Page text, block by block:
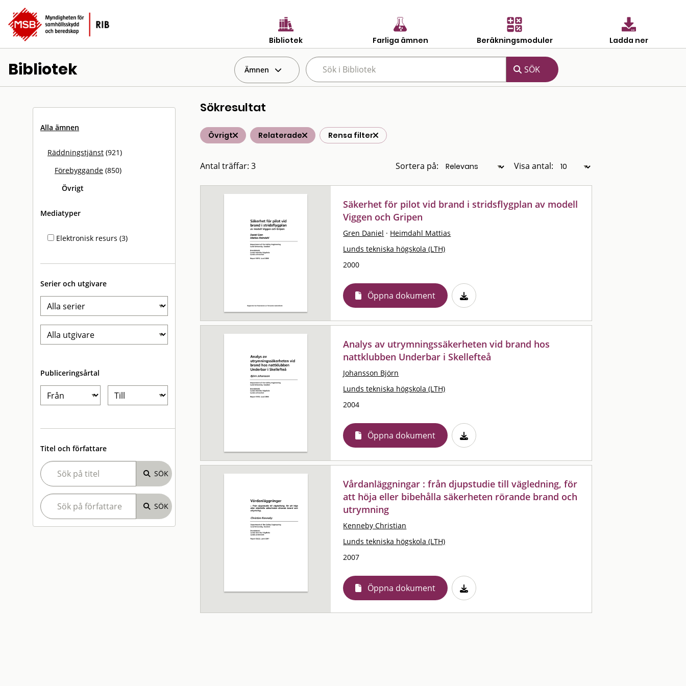
Bibliotek Farliga ämnen Beräkningsmoduler Ladda ner
Bibliotek Ämnen
Alla ämnen
Räddningstjänst (921)
Förebyggande (850)
Övrigt
Mediatyper
Elektronisk resurs (3)
Serier och utgivare
Publiceringsårtal
Titel och författare
Sökresultat
Övrigt Relaterade Rensa filter
Antal träffar: 3 Sortera på: Visa antal:
Säkerhet för pilot vid brand i stridsflygplan av modell
Viggen och Gripen
Gren Daniel · Heimdahl Mattias
Lunds tekniska högskola (LTH)
2000
Öppna dokument
Analys av utrymningssäkerheten vid brand hos
nattklubben Underbar i Skellefteå
Johansson Björn
Lunds tekniska högskola (LTH)
2004
Öppna dokument
Vårdanläggningar : från djupstudie till vägledning, för
att höja eller bibehålla säkerheten rörande brand och
utrymning
Kenneby Christian
Lunds tekniska högskola (LTH)
2007
Öppna dokument